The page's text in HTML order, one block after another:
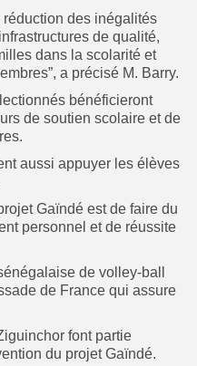
réduction des inégalités
de qualité,
dans la scolarité et
a précisé M. Barry.
bénéficieront
de soutien scolaire et de
aussi appuyer les élèves
Gaïndé est de faire du
personnel et de réussite
de volley-ball
de France qui assure
font partie
du projet Gaïndé.